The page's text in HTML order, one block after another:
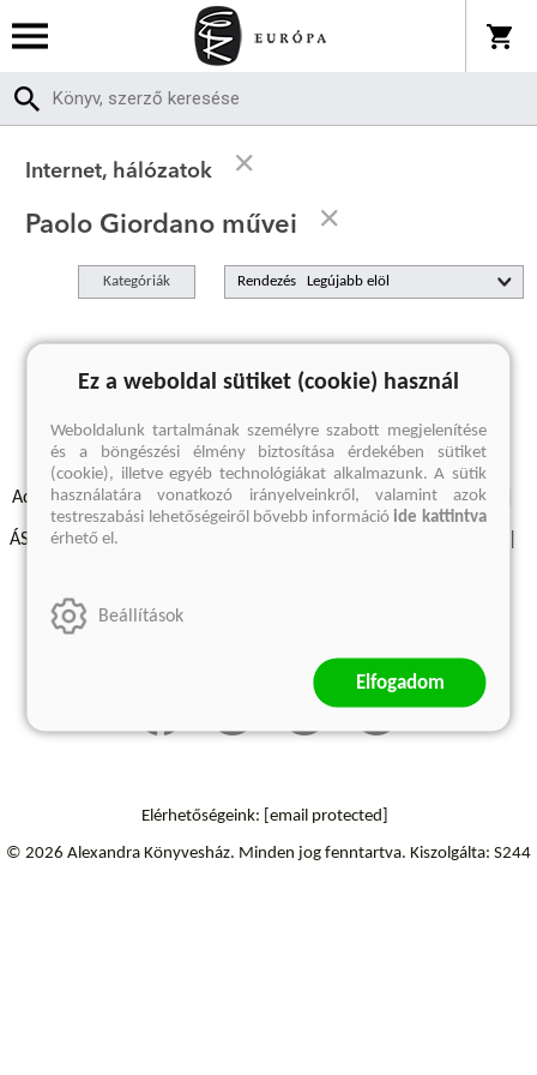
Internet, hálózatok
Paolo Giordano művei
Kategóriák Rendezés
A keresett kifejezésre nincs találat
Adatvédelmi szabályzatok Elállási felmondási nyilatkozat
ÁSZF - Vásárlási feltételek
Szállítási információk
Elérhetőségeink: [email protected]
© 2026 Alexandra Könyvesház. Minden jog fenntartva. Kiszolgálta: S244
Ez a weboldal sütiket (cookie) használ
Weboldalunk tartalmának személyre szabott megjelenítése
és a böngészési élmény biztosítása érdekében sütiket
(cookie), illetve egyéb technológiákat alkalmazunk. A sütik
használatára vonatkozó irányelveinkről, valamint azok
testreszabási lehetőségeiről bővebb információide kattintva
érhető el.
Beállítások
Elfogadom